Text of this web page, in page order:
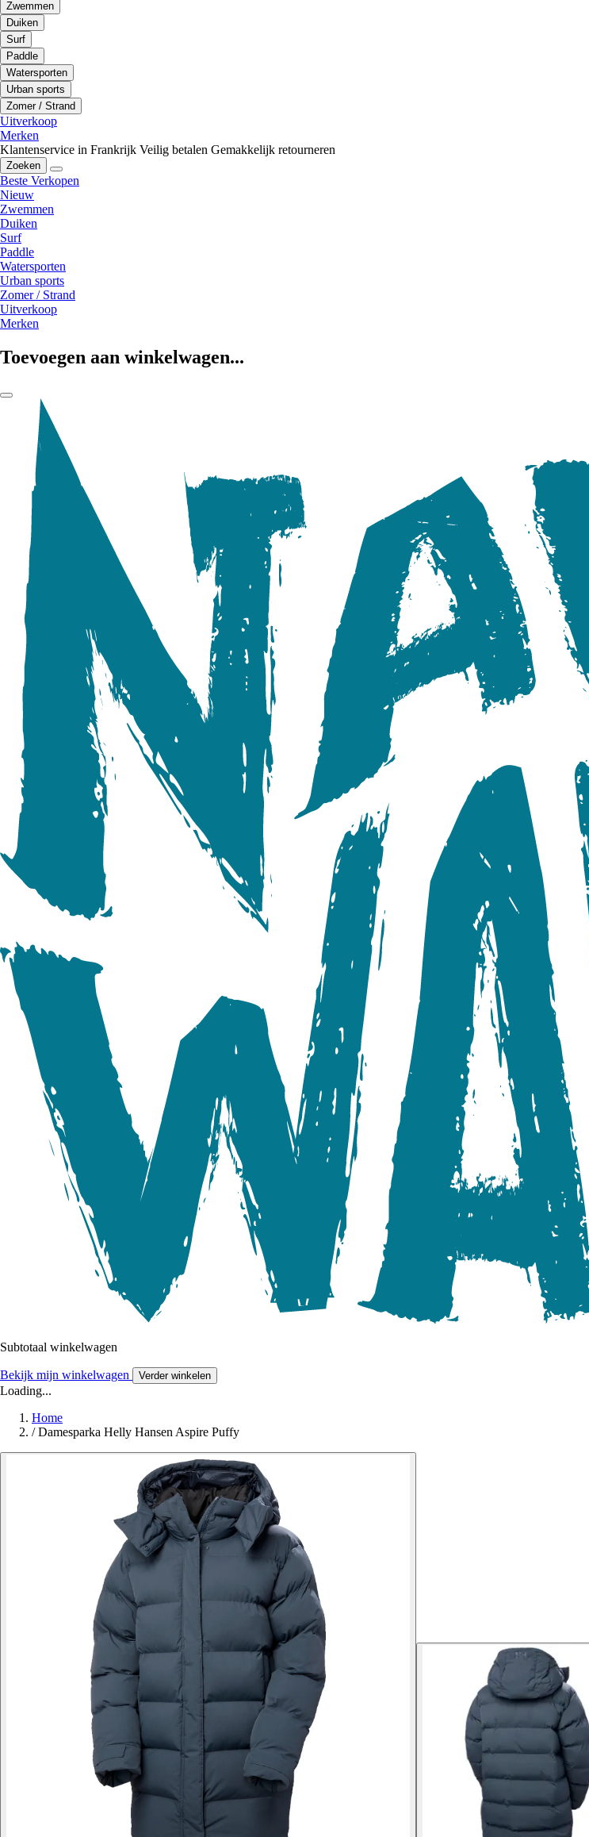
Zwemmen
Duiken
Surf
Paddle
Watersporten
Urban sports
Zomer / Strand
Uitverkoop
Merken
Klantenservice in Frankrijk Veilig betalen Gemakkelijk retourneren
Zoeken
Beste Verkopen
Nieuw
Zwemmen
Duiken
Surf
Paddle
Watersporten
Urban sports
Zomer / Strand
Uitverkoop
Merken
Toevoegen aan winkelwagen...
Subtotaal winkelwagen
Bekijk mijn winkelwagen Verder winkelen
Loading...
Home
/ Damesparka Helly Hansen Aspire Puffy